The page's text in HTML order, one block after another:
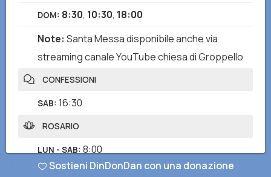
DOM: 8:30, 10:30, 18:00
Note: Santa Messa disponibile anche via
streaming canale YouTube chiesa di Groppello
CONFESSIONI
SAB: 16:30
ROSARIO
LUN - SAB: 8:00
Sostieni DinDonDan con una donazione